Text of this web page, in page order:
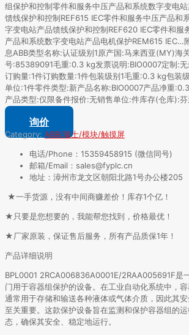
组保护和控制零件和服务中压产品和系统数字变电站
馈线保护和控制REF615 IEC零件和服务中压产品和
字变电站产品馈线保护和控制REF620 IEC零件和服
产品和系统数字变电站产品电机保护REM615 IEC…
息ABB类型名称:认证级别1原产国:马来西亚(MY)海
号:85389091毛重:0.3 kg发票说明:BIO0007定制:
订购量:1件订购数量:1件包装级别1毛重:0.3 kg包装
单位:1件零件类型:新产品名称:BIO0007产品净重
产品类型:仅限备件报价:无销售单位:件库存(仓库):
尔银行Vaasa
询价
Category: ABB/瑞士/模块/触摸屏
电话/Phone：15359458915 (微信同号)
邮箱/Email：sales@fyplc.cn
地址：漳州市龙文区朝阳北路1号办公楼205
★一手货源，没有中间商赚差价！库存1个亿！
★只要是您想要的，我能帮您找到，价格最优！
★厂家原装，保证售后服务，所有产品质保1年！
产品详细说明
BPL0001 2RCA006836A0001E/2RAA005691F是
门用于容器组保护的设备。在工业自动化系统中，容
通常用于存储和输送各种液体或气体介质，因此其安
至关重要。这款保护设备旨在监测和保护容器组的运
态，确保其安全、稳定地运行。